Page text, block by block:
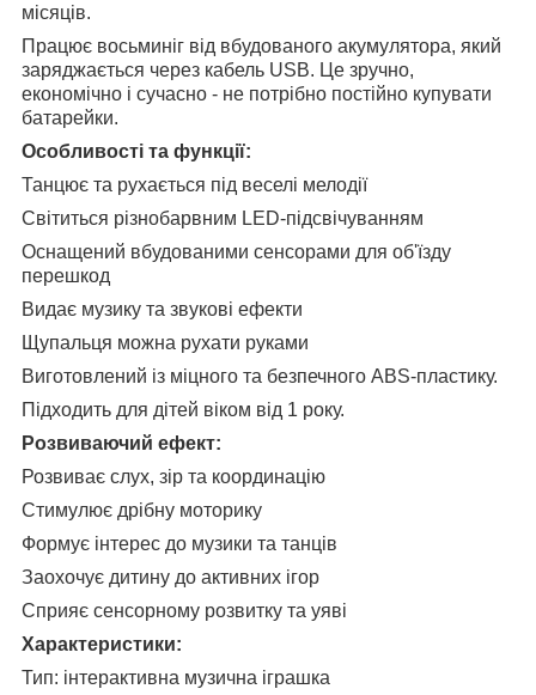
місяців.
Працює восьминіг від вбудованого акумулятора, який
заряджається через кабель USB. Це зручно,
економічно і сучасно - не потрібно постійно купувати
батарейки.
Особливості та функції:
Танцює та рухається під веселі мелодії
Світиться різнобарвним LED-підсвічуванням
Оснащений вбудованими сенсорами для об'їзду
перешкод
Видає музику та звукові ефекти
Щупальця можна рухати руками
Виготовлений із міцного та безпечного ABS-пластику.
Підходить для дітей віком від 1 року.
Розвиваючий ефект:
Розвиває слух, зір та координацію
Стимулює дрібну моторику
Формує інтерес до музики та танців
Заохочує дитину до активних ігор
Сприяє сенсорному розвитку та уяві
Характеристики:
Тип: інтерактивна музична іграшка